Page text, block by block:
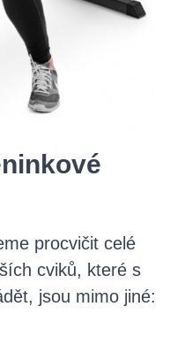
procvičit celé
cviků, které s
jsou mimo jiné: